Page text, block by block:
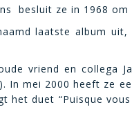
besluit ze in 1968
laatste album
vriend en collega
In mei 2000 heeft ze
het duet “Puisque